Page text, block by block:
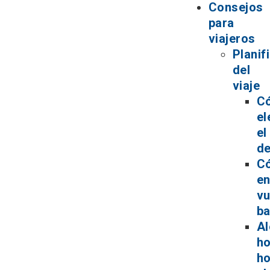
Consejos
para
viajeros
del
viaje
el